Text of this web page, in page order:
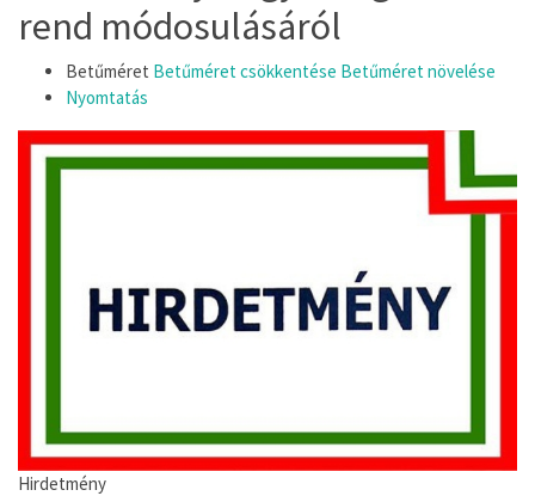
rend módosulásáról
Betűméret Betűméret csökkentése Betűméret növelése
Nyomtatás
Hirdetmény